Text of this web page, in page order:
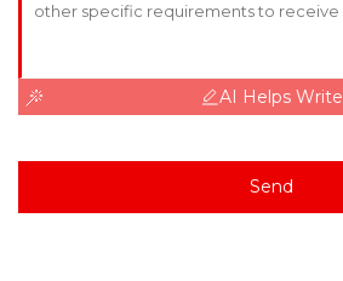
AI Helps Write
Send